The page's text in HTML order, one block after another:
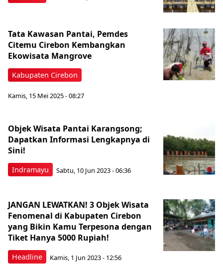
Kabupaten Cirebon
Tata Kawasan Pantai, Pemdes
Citemu Cirebon Kembangkan
Ekowisata Mangrove
Kamis, 15 Mei 2025 - 08:27
Indramayu
Objek Wisata Pantai Karangsong;
Dapatkan Informasi Lengkapnya di
Sini!
Sabtu, 10 Jun 2023 - 06:36
Headline
JANGAN LEWATKAN! 3 Objek Wisata
Fenomenal di Kabupaten Cirebon
yang Bikin Kamu Terpesona dengan
Tiket Hanya 5000 Rupiah!
Kamis, 1 Jun 2023 - 12:56